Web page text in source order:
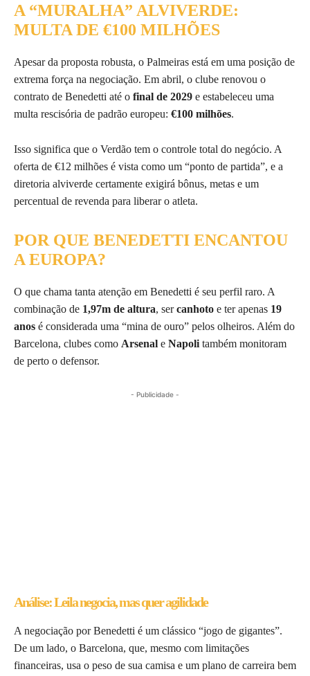
A “MURALHA” ALVIVERDE:
MULTA DE €100 MILHÕES
Apesar da proposta robusta, o Palmeiras está em uma posição de
extrema força na negociação. Em abril, o clube renovou o
contrato de Benedetti até o final de 2029 e estabeleceu uma
multa rescisória de padrão europeu: €100 milhões.
Isso significa que o Verdão tem o controle total do negócio. A
oferta de €12 milhões é vista como um “ponto de partida”, e a
diretoria alviverde certamente exigirá bônus, metas e um
percentual de revenda para liberar o atleta.
POR QUE BENEDETTI ENCANTOU
A EUROPA?
O que chama tanta atenção em Benedetti é seu perfil raro. A
combinação de 1,97m de altura, sercanhoto e ter apenas 19
anos é considerada uma “mina de ouro” pelos olheiros. Além do
Barcelona, clubes como Arsenal e Napoli também monitoram
de perto o defensor.
- Publicidade -
Análise: Leila negocia, mas quer agilidade
A negociação por Benedetti é um clássico “jogo de gigantes”.
De um lado, o Barcelona, que, mesmo com limitações
financeiras, usa o peso de sua camisa e um plano de carreira bem